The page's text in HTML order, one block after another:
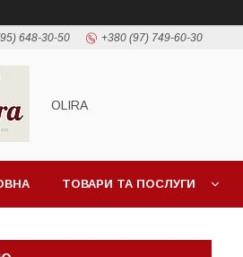
648-30-50 +380 (97) 749-60-30
OLIRA
ТОВАРИ ТА ПОСЛУГИ